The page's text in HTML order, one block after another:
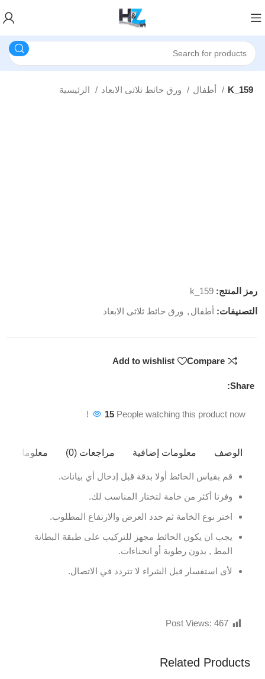
K_159
رمز المنتج:k_159
التصنيفات: أطفال , ورق حائط ثلاثى الابعاد
Compare
Add to wishlist
Share:
15 People watching this product now!
الوصف معلومات إضافية مراجعات (0) معلومات
قم بقياس الحائط أولا بدقة قبل إدخال أي بيانات.
وفرنا أكثر من خامة لتختار المناسب لك.
اختر نوع الخامة ثم حدد العرض والارتفاع المطلوب.
يجب ان يكون الحائط مجهز للتركيب على طبقة البطانة
المط , بدون رطوبة أو انحناءات.
لأى استفسار قبل الشراء لا تتردد في الاتصال.
Post Views: 467
Related Products